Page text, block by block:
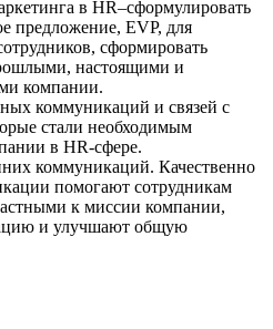
в HR–сформулировать
предложение, EVP, для
сформировать
настоящими и
компании.
коммуникаций и связей с
стали необходимым
в HR-сфере.
коммуникаций. Качественно
помогают сотрудникам
к миссии компании,
и улучшают общую